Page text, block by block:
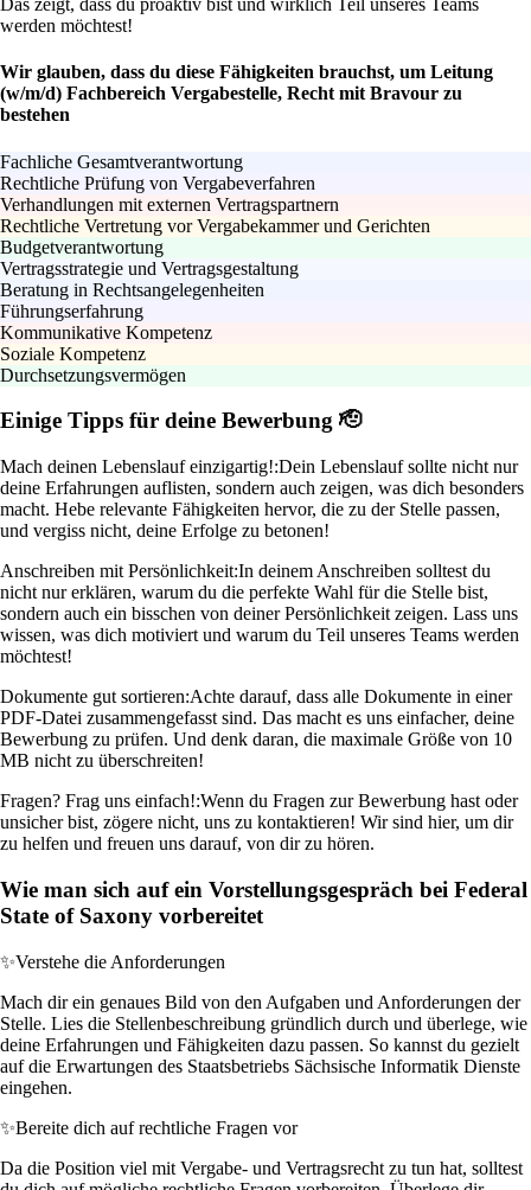
Das zeigt, dass du proaktiv bist und wirklich Teil unseres Teams
werden möchtest!
Wir glauben, dass du diese Fähigkeiten brauchst, um Leitung
(w/m/d) Fachbereich Vergabestelle, Recht mit Bravour zu
bestehen
Fachliche Gesamtverantwortung
Rechtliche Prüfung von Vergabeverfahren
Verhandlungen mit externen Vertragspartnern
Rechtliche Vertretung vor Vergabekammer und Gerichten
Budgetverantwortung
Vertragsstrategie und Vertragsgestaltung
Beratung in Rechtsangelegenheiten
Führungserfahrung
Kommunikative Kompetenz
Soziale Kompetenz
Durchsetzungsvermögen
Einige Tipps für deine Bewerbung 🫡
Mach deinen Lebenslauf einzigartig!:Dein Lebenslauf sollte nicht nur
deine Erfahrungen auflisten, sondern auch zeigen, was dich besonders
macht. Hebe relevante Fähigkeiten hervor, die zu der Stelle passen,
und vergiss nicht, deine Erfolge zu betonen!
Anschreiben mit Persönlichkeit:In deinem Anschreiben solltest du
nicht nur erklären, warum du die perfekte Wahl für die Stelle bist,
sondern auch ein bisschen von deiner Persönlichkeit zeigen. Lass uns
wissen, was dich motiviert und warum du Teil unseres Teams werden
möchtest!
Dokumente gut sortieren:Achte darauf, dass alle Dokumente in einer
PDF-Datei zusammengefasst sind. Das macht es uns einfacher, deine
Bewerbung zu prüfen. Und denk daran, die maximale Größe von 10
MB nicht zu überschreiten!
Fragen? Frag uns einfach!:Wenn du Fragen zur Bewerbung hast oder
unsicher bist, zögere nicht, uns zu kontaktieren! Wir sind hier, um dir
zu helfen und freuen uns darauf, von dir zu hören.
Wie man sich auf ein Vorstellungsgespräch bei Federal
State of Saxony vorbereitet
✨Verstehe die Anforderungen
Mach dir ein genaues Bild von den Aufgaben und Anforderungen der
Stelle. Lies die Stellenbeschreibung gründlich durch und überlege, wie
deine Erfahrungen und Fähigkeiten dazu passen. So kannst du gezielt
auf die Erwartungen des Staatsbetriebs Sächsische Informatik Dienste
eingehen.
✨Bereite dich auf rechtliche Fragen vor
Da die Position viel mit Vergabe- und Vertragsrecht zu tun hat, solltest